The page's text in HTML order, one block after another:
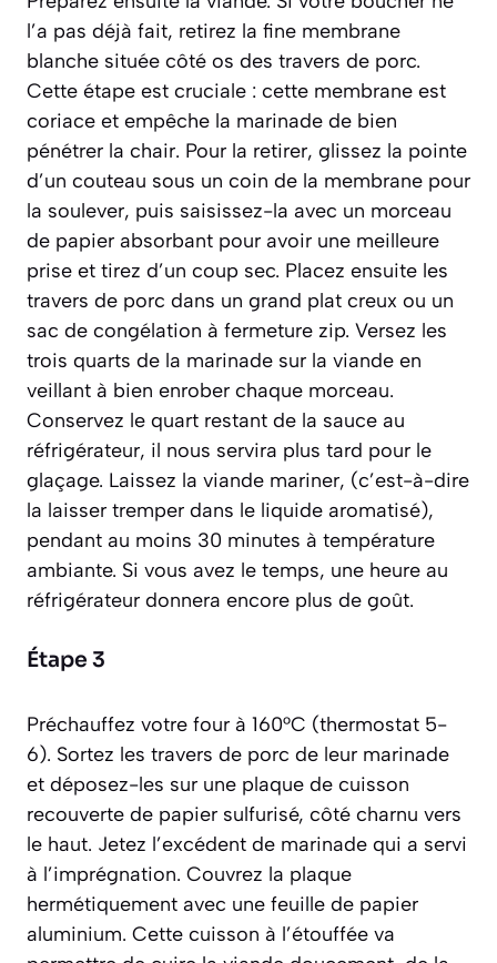
l’a pas déjà fait, retirez la fine membrane
blanche située côté os des travers de porc.
Cette étape est cruciale : cette membrane est
coriace et empêche la marinade de bien
pénétrer la chair. Pour la retirer, glissez la pointe
d’un couteau sous un coin de la membrane pour
la soulever, puis saisissez-la avec un morceau
de papier absorbant pour avoir une meilleure
prise et tirez d’un coup sec. Placez ensuite les
travers de porc dans un grand plat creux ou un
sac de congélation à fermeture zip. Versez les
trois quarts de la marinade sur la viande en
veillant à bien enrober chaque morceau.
Conservez le quart restant de la sauce au
réfrigérateur, il nous servira plus tard pour le
glaçage. Laissez la viande mariner, (c’est-à-dire
la laisser tremper dans le liquide aromatisé),
pendant au moins 30 minutes à température
ambiante. Si vous avez le temps, une heure au
réfrigérateur donnera encore plus de goût.
Étape 3
Préchauffez votre four à 160°C (thermostat 5-
6). Sortez les travers de porc de leur marinade
et déposez-les sur une plaque de cuisson
recouverte de papier sulfurisé, côté charnu vers
le haut. Jetez l’excédent de marinade qui a servi
à l’imprégnation. Couvrez la plaque
hermétiquement avec une feuille de papier
aluminium. Cette cuisson à l’étouffée va